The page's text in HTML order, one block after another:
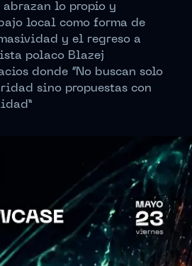
abrazan lo propio y
local como forma de
y el regreso a
polaco Blazej
donde “No buscan solo
sino propuestas con